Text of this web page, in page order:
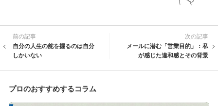
前の記事
自分の人生の舵を握るのは自分
しかいない
次の記事
メールに潜む「営業目的」：私
が感じた違和感とその背景
プロのおすすめするコラム